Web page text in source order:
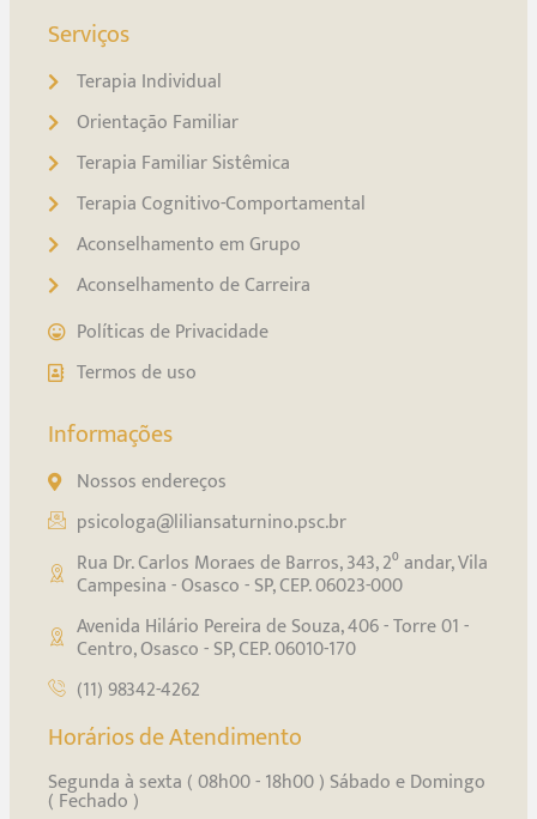
Serviços
Terapia Individual
Orientação Familiar
Terapia Familiar Sistêmica
Terapia Cognitivo-Comportamental
Aconselhamento em Grupo
Aconselhamento de Carreira
Políticas de Privacidade
Termos de uso
Informações
Nossos endereços
psicologa@liliansaturnino.psc.br
Rua Dr. Carlos Moraes de Barros, 343, 2⁰ andar, Vila
Campesina - Osasco - SP, CEP. 06023-000
Avenida Hilário Pereira de Souza, 406 - Torre 01 -
Centro, Osasco - SP, CEP. 06010-170
(11) 98342-4262
Horários de Atendimento
Segunda à sexta ( 08h00 - 18h00 ) Sábado e Domingo
( Fechado )